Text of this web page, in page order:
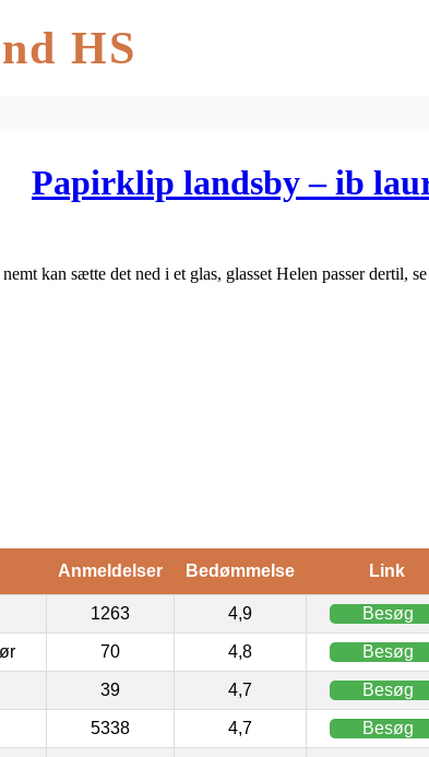
HS
Papirklip landsby – ib
kan sætte det ned i et glas, glasset Helen passer dertil,
Anmeldelser Bedømmelse Link
1263 4,9 Besøg
70 4,8 Besøg
39 4,7 Besøg
5338 4,7 Besøg